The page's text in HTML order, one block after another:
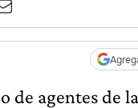
de agentes de la